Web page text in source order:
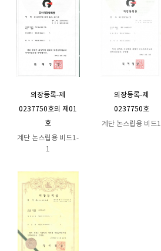
의장등록-제
0237750호의 제01
호
계단 논스립용 비드1-
1
의장등록-제
0237750호
계단 논스립용 비드1